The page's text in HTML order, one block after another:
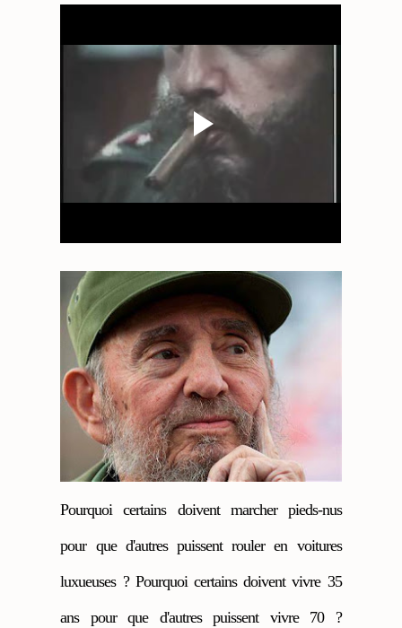
Pourquoi certains doivent marcher pieds-nus
pour que d'autres puissent rouler en voitures
luxueuses ? Pourquoi certains doivent vivre 35
ans pour que d'autres puissent vivre 70 ?